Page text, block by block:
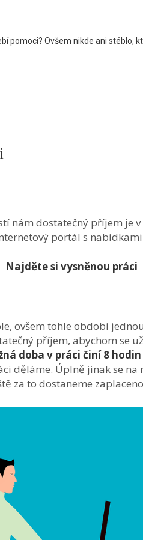
pomoci? Ovšem nikde ani stéblo,
nám dostatečný příjem je
portál s
Najděte si vysněnou práci
ovšem tohle období
příjem, abychom se
doba v práci činí 8
děláme. Úplně jinak se na
za to dostaneme